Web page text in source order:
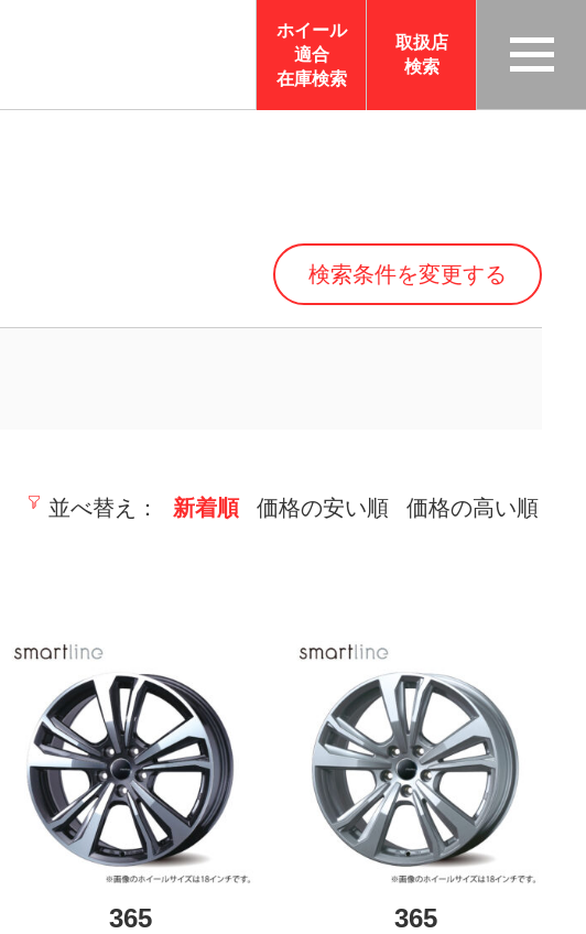
ホイール
適合
在庫検索
取扱店
検索
検索条件を変更する
並べ替え： 新着順 価格の安い順 価格の高い順
365 365
TAS
CO
ON
サイ